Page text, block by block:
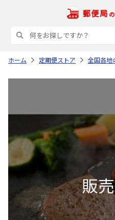
ホーム 定期便ストア 全国各地